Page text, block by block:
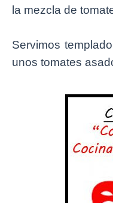
la mezcla de
Servimos
unos tomates